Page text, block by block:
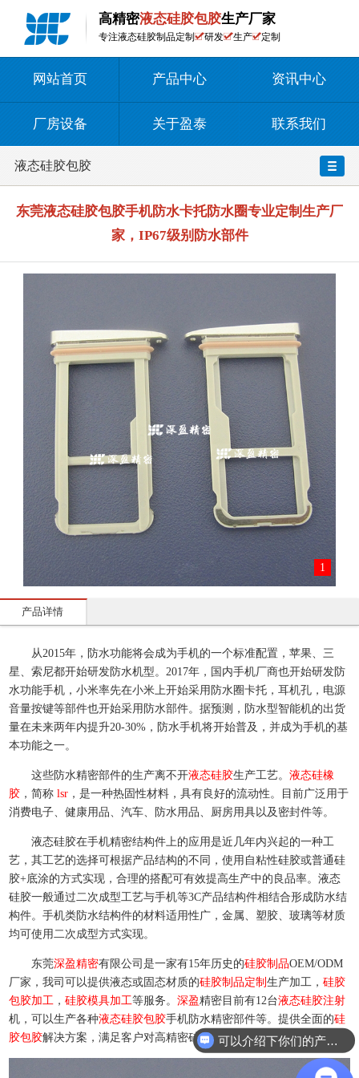
高精密液态硅胶包胶生产厂家
专注液态硅胶制品定制 研发 生产 定制
网站首页 产品中心 资讯中心
厂房设备 关于盈泰 联系我们
液态硅胶包胶
东莞液态硅胶包胶手机防水卡托防水圈专业定制生产厂
家，IP67级别防水部件
1
产品详情
从2015年，防水功能将会成为手机的一个标准配置，苹果、三
星、索尼都开始研发防水机型。2017年，国内手机厂商也开始研发防
水功能手机，小米率先在小米上开始采用防水圈卡托，耳机孔，电源
音量按键等部件也开始采用防水部件。据预测，防水型智能机的出货
量在未来两年内提升20-30%，防水手机将开始普及，并成为手机的基
本功能之一。
这些防水精密部件的生产离不开液态硅胶生产工艺。液态硅橡
胶 ，简称lsr ，是一种热固性材料，具有良好的流动性。目前广泛用于
消费电子、健康用品、汽车、防水用品、厨房用具以及密封件等。
液态硅胶在手机精密结构件上的应用是近几年内兴起的一种工
艺，其工艺的选择可根据产品结构的不同，使用自粘性硅胶或普通硅
胶+底涂的方式实现，合理的搭配可有效提高生产中的良品率。液态
硅胶一般通过二次成型工艺与手机等3C产品结构件相结合形成防水结
构件。手机类防水结构件的材料适用性广，金属、塑胶、玻璃等材质
均可使用二次成型方式实现。
东莞深盈精密有限公司是一家有15年历史的硅胶制品OEM/ODM
厂家，我司可以提供液态或固态材质的硅胶制品定制生产加工，硅胶
包胶加工 ，硅胶模具加工等服务。深盈精密目前有12台液态硅胶注射
机，可以生产各种液态硅胶包胶手机防水精密部件等。提供全面的硅
胶包胶解决方案，满足客户对高精密硅胶包胶防水密封产品需求。可以介绍下你们的产品么